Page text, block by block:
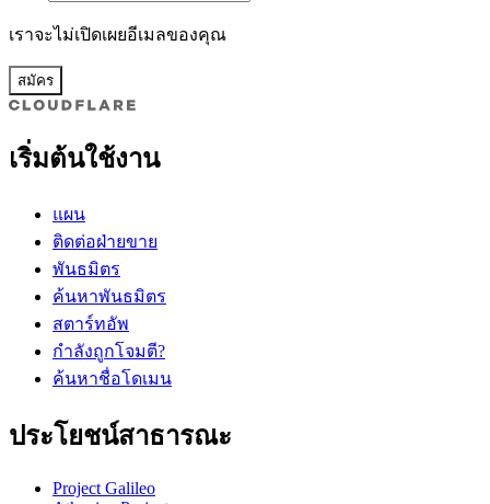
เราจะไม่เปิดเผยอีเมลของคุณ
สมัคร
เริ่มต้นใช้งาน
แผน
ติดต่อฝ่ายขาย
พันธมิตร
ค้นหาพันธมิตร
สตาร์ทอัพ
กำลังถูกโจมตี?
ค้นหาชื่อโดเมน
ประโยชน์สาธารณะ
Project Galileo